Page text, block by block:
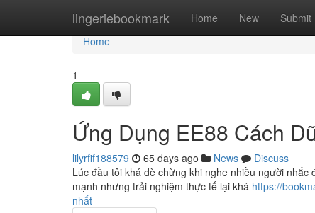
lingeriebookmark Home New Submit
Home
Home
1
Ứng Dụng EE88 Cách
lilyrfif188579 65 days ago News
Discuss
Lúc đầu tôi khá dè chừng khi nghe nhiều người
mạnh nhưng trải nghiệm thực tế lại khá https://
nhất